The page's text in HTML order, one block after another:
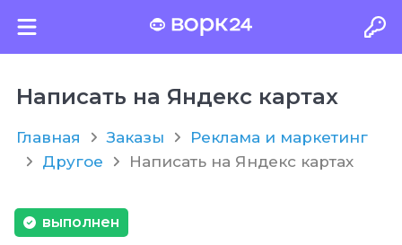
Написать на Яндекс картах
Главная Заказы
Реклама и маркетинг
Другое
Написать на Яндекс картах
выполнен